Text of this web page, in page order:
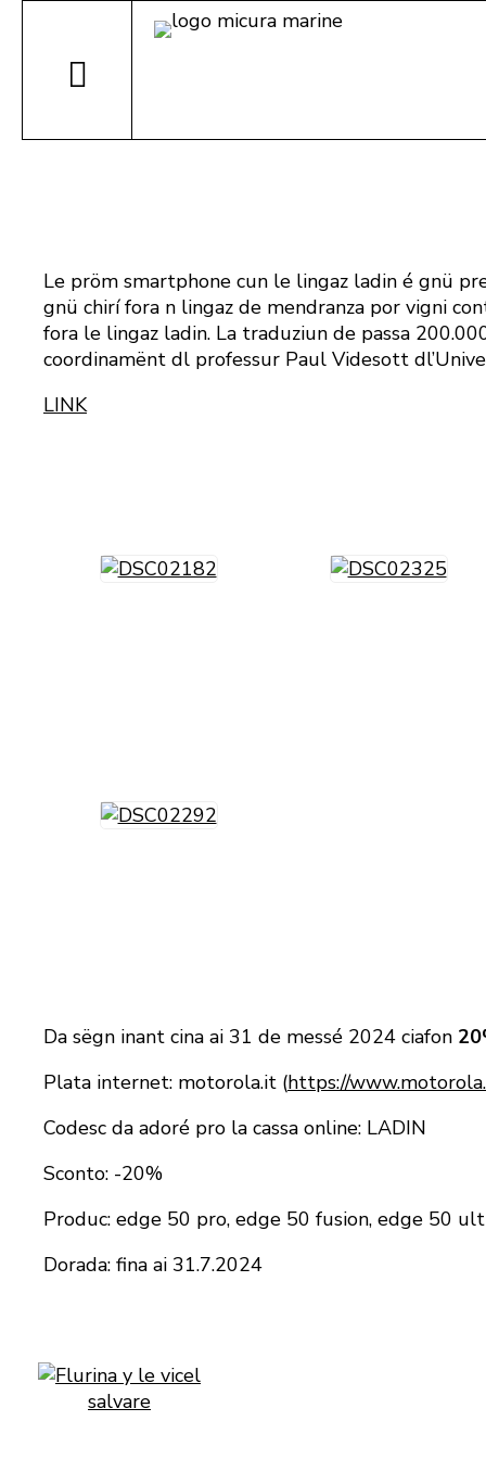
Le pröm smartphone cun le lingaz ladin é gnü
gnü chirí fora n lingaz de mendranza por vigni
fora le lingaz ladin. La traduziun de passa
coordinamënt dl professur Paul Videsott
LINK
Da sëgn inant cina ai 31 de messé 2024 ciafon
Plata internet: motorola.it (https://
Codesc da adoré pro la cassa online: LADIN
Sconto: -20%
Produc: edge 50 pro, edge 50 fusion, edge 50
Dorada: fina ai 31.7.2024